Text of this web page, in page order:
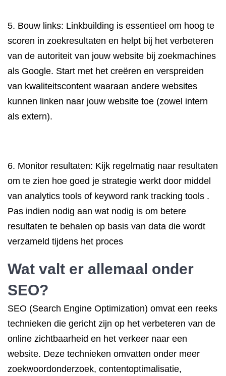
5. Bouw links: Linkbuilding is essentieel om hoog te
scoren in zoekresultaten en helpt bij het verbeteren
van de autoriteit van jouw website bij zoekmachines
als Google. Start met het creëren en verspreiden
van kwaliteitscontent waaraan andere websites
kunnen linken naar jouw website toe (zowel intern
als extern).
6. Monitor resultaten: Kijk regelmatig naar resultaten
om te zien hoe goed je strategie werkt door middel
van analytics tools of keyword rank tracking tools .
Pas indien nodig aan wat nodig is om betere
resultaten te behalen op basis van data die wordt
verzameld tijdens het proces
Wat valt er allemaal onder
SEO?
SEO (Search Engine Optimization) omvat een reeks
technieken die gericht zijn op het verbeteren van de
online zichtbaarheid en het verkeer naar een
website. Deze technieken omvatten onder meer
zoekwoordonderzoek, contentoptimalisatie,